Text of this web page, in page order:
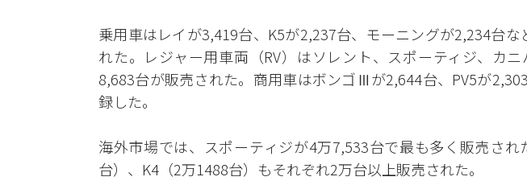
乗用車はレイが3,419台、K5が2,237台、モーニングが2,234台
れた。レジャー用車両（RV）はソレント、スポーティジ、カ
8,683台が販売された。商用車はボンゴⅢが2,644台、PV5が
録した。
海外市場では、スポーティジが4万7,533台で最も多く販売さ
台）、K4（2万1488台）もそれぞれ2万台以上販売された。